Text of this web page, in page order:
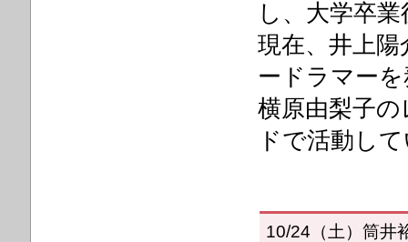
し、大学卒
現在、井上
ードラマー
横原由梨子
ドで活動し
10/24（土）筒井